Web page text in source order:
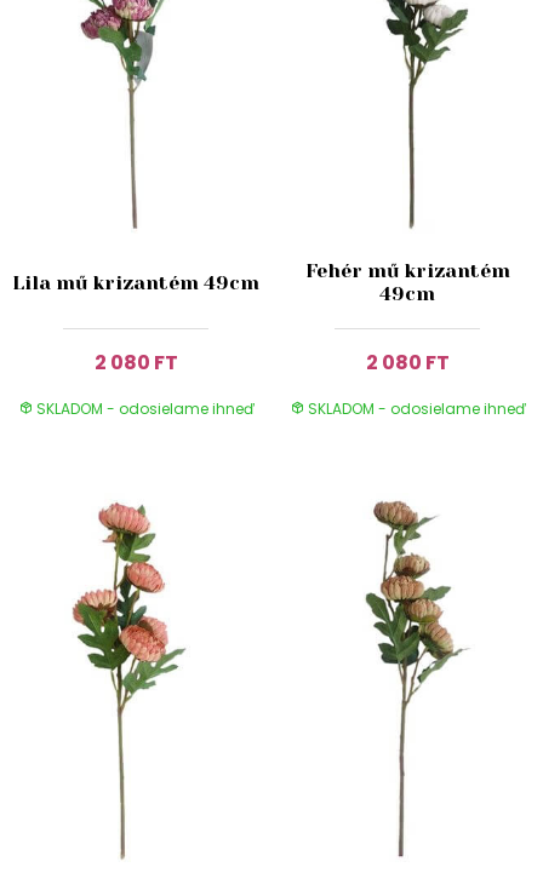
Lila mű krizantém 49cm
2 080 FT
SKLADOM - odosielame ihneď
Fehér mű krizantém
49cm
2 080 FT
SKLADOM - odosielame ihneď